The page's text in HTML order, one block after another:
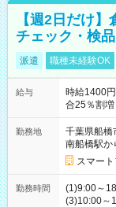
【週2日だけ
チェック・検品
派遣 職種未経験OK
給与
時給1400
合25％割
勤務地
千葉県船橋
南船橋駅か
スマー
勤務時間
(1)9:00～
(3)10:00～